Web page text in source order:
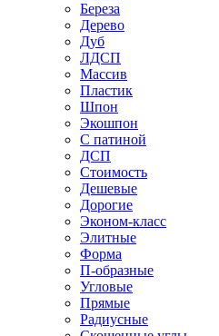
Береза
Дерево
Дуб
ЛДСП
Массив
Пластик
Шпон
Экошпон
С патиной
ДСП
Стоимость
Дешевые
Дорогие
Эконом-класс
Элитные
Форма
П-образные
Угловые
Прямые
Радиусные